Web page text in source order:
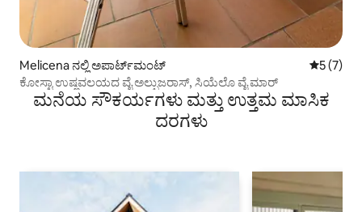
Melicena ನಲ್ಲಿ ಅಪಾರ್ಟ್‌ಮಂಟ್ 5 ರಲ್ಲಿ 5
5 (7)
ಕೋಸ್ಟಾ ಉಷ್ಣವಲಯದ ವೈ ಅಲ್ಪುಜರಾಸ್, ಸಿಯೆಲೊ ವೈ ಮಾರ್
ಮನೆಯ ಸೌಕರ್ಯಗಳು ಮತ್ತು ಉತ್ತಮ ಮಾಸಿಕ
ದರಗಳು